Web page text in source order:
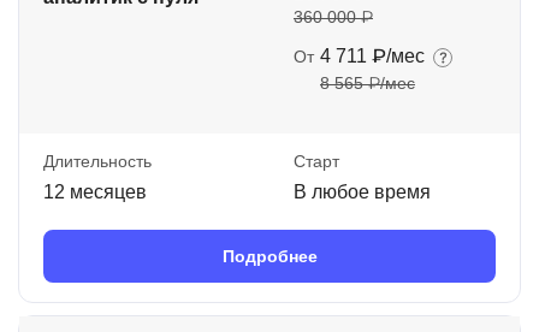
360 000 ₽
От 4 711 ₽/мес
8 565 ₽/мес
Длительность
12 месяцев
Старт
В любое время
Подробнее